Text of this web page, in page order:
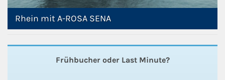
Rhein mit A-ROSA SENA
Frühbucher oder Last Minute?